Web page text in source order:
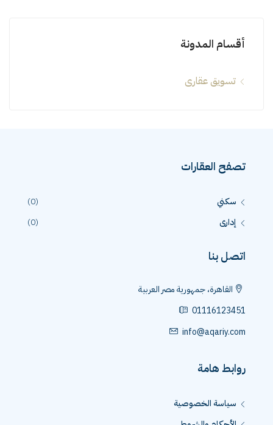
أقسام المدونة
تسويق عقارى
تصفح العقارات
سكني
(0)
إدارى
(0)
اتصل بنا
القاهرة، جمهورية مصر العربية
01116123451
info@aqariy.com
روابط هامة
سياسة الخصوصية